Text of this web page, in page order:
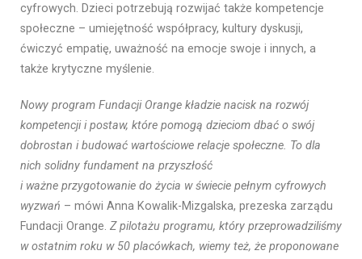
cyfrowych. Dzieci potrzebują rozwijać także kompetencje
społeczne – umiejętność współpracy, kultury dyskusji,
ćwiczyć empatię, uważność na emocje swoje i innych, a
także krytyczne myślenie.
Nowy program Fundacji Orange kładzie nacisk na rozwój
kompetencji i postaw, które pomogą dzieciom dbać o swój
dobrostan i budować wartościowe relacje społeczne. To dla
nich solidny fundament na przyszłość
i ważne przygotowanie do życia w świecie pełnym cyfrowych
wyzwań – mówi Anna Kowalik-Mizgalska, prezeska zarządu
Fundacji Orange. Z pilotażu programu, który przeprowadziliśmy
w ostatnim roku w 50 placówkach, wiemy też, że proponowane